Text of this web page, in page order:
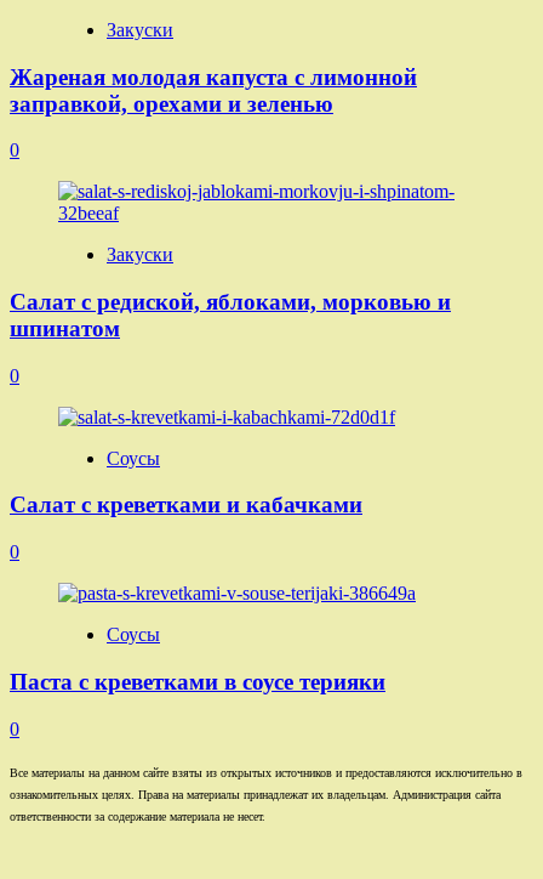
Закуски
Жареная молодая капуста с лимонной
заправкой, орехами и зеленью
0
Закуски
Салат с редиской, яблоками, морковью и
шпинатом
0
Соусы
Салат с креветками и кабачками
0
Соусы
Паста с креветками в соусе терияки
0
Все материалы на данном сайте взяты из открытых источников и предоставляются исключительно в
ознакомительных целях. Права на материалы принадлежат их владельцам. Администрация сайта
ответственности за содержание материала не несет.